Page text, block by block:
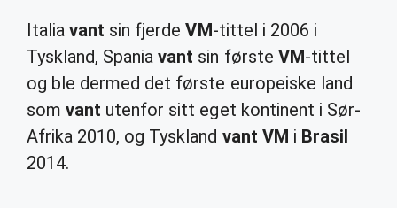
Italiavant sin fjerdeVM-tittel i 2006 i
Tyskland, Spaniavant sin første VM-tittel
og ble dermed det første europeiske land
somvant utenfor sitt eget kontinent i Sør-
Afrika 2010, og Tyskland vant VM i Brasil
2014.